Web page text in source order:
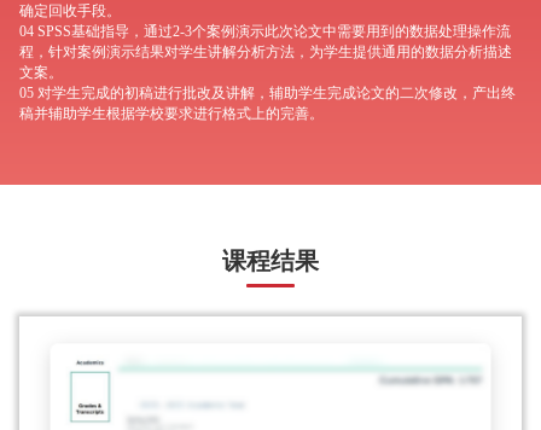
确定回收手段。
04 SPSS基础指导，通过2-3个案例演示此次论文中需要用到的数据处理操作流
程，针对案例演示结果对学生讲解分析方法，为学生提供通用的数据分析描述
文案。
05 对学生完成的初稿进行批改及讲解，辅助学生完成论文的二次修改，产出终
稿并辅助学生根据学校要求进行格式上的完善。
课程结果